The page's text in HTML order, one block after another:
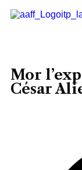
Mor
César